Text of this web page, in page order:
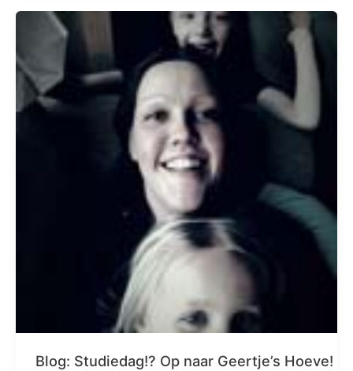
Blog: Studiedag!? Op naar Geertje’s Hoeve!